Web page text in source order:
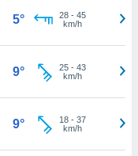
5° 28- 45
km/h
9° 25- 43
km/h
9° 18- 37
km/h